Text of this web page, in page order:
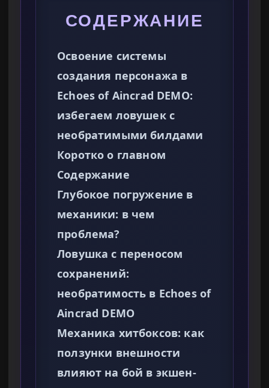
СОДЕРЖАНИЕ
Освоение системы
создания персонажа в
Echoes of Aincrad DEMO:
избегаем ловушек с
необратимыми билдами
Коротко о главном
Содержание
Глубокое погружение в
механики: в чем
проблема?
Ловушка с переносом
сохранений:
необратимость в Echoes of
Aincrad DEMO
Механика хитбоксов: как
ползунки внешности
влияют на бой в экшен-